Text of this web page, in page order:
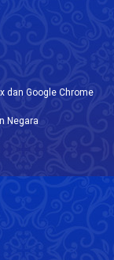
dan Google Chrome
Negara